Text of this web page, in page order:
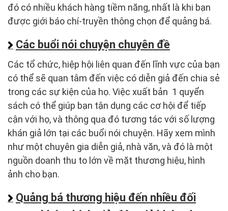
đó có nhiều khách hàng tiềm năng, nhất là khi bạn
được giới báo chí-truyền thông chọn để quảng bá.
Các buổi nói chuyện chuyên đề
Các tổ chức, hiệp hội liên quan đến lĩnh vực của bạn
có thể sẽ quan tâm đến việc có diễn giả đến chia sẻ
trong các sự kiện của họ. Việc xuất bản 1 quyển
sách có thể giúp bạn tận dụng các cơ hội để tiếp
cận với họ, và thông qua đó tương tác với số lượng
khán giả lớn tại các buổi nói chuyện. Hãy xem mình
như một chuyên gia diễn giả, nhà văn, và đó là một
nguồn doanh thu to lớn về mặt thương hiệu, hình
ảnh cho bạn.
Quảng bá thương hiệu đến nhiều đối